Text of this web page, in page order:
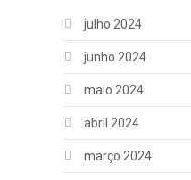
julho 2024
junho 2024
maio 2024
abril 2024
março 2024